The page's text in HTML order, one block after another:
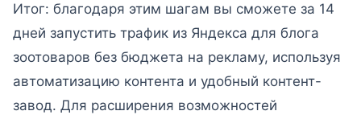
Итог: благодаря этим шагам вы сможете за 14
дней запустить трафик из Яндекса для блога
зоотоваров без бюджета на рекламу, используя
автоматизацию контента и удобный контент-
завод. Для расширения возможностей